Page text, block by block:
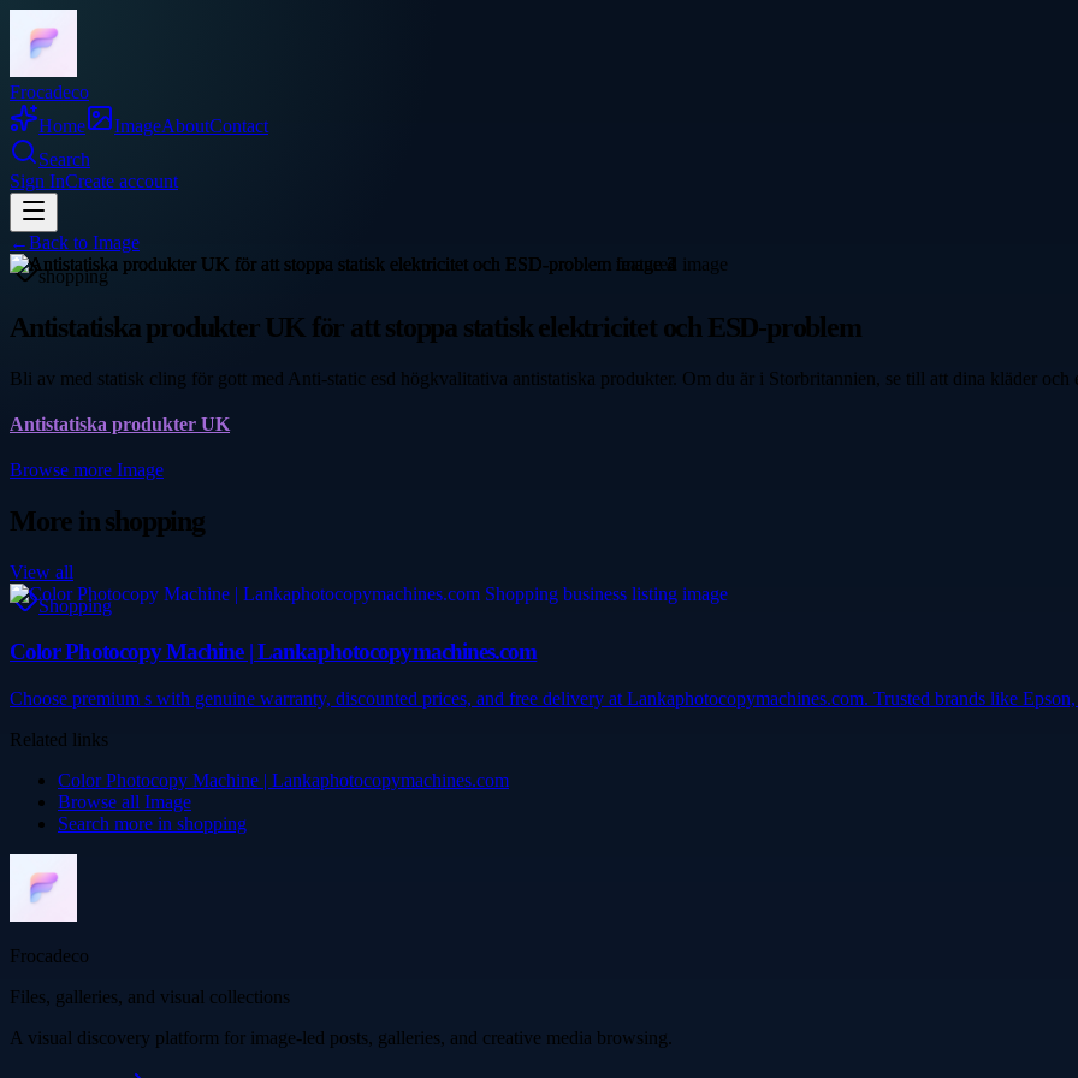
Frocadeco
Home
ImageAboutContact
Search
Sign InCreate account
←Back to Image
shopping
Antistatiska produkter UK för att stoppa statisk elektricitet och ESD-problem
Bli av med statisk cling för gott med Anti-static esd högkvalitativa antistatiska produkter. Om du är i Storbritannien, se till att dina kläder och
Antistatiska produkter UK
Browse more Image
More inshopping
View all
Shopping
Color Photocopy Machine | Lankaphotocopymachines.com
Choose premium s with genuine warranty, discounted prices, and free delivery at Lankaphotocopymachines.com. Trusted brands like
Related links
Color Photocopy Machine | Lankaphotocopymachines.com
Browse all Image
Search more in shopping
Frocadeco
Files, galleries, and visual collections
A visual discovery platform for image-led posts, galleries, and creative media browsing.